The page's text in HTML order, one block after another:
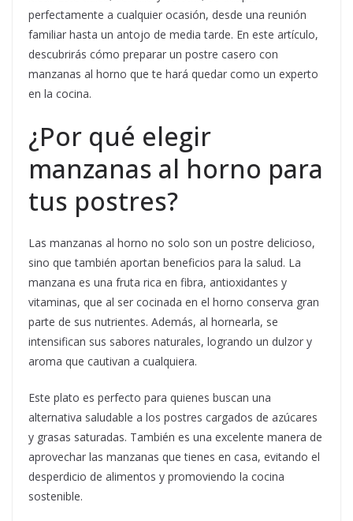
perfectamente a cualquier ocasión, desde una reunión
familiar hasta un antojo de media tarde. En este artículo,
descubrirás cómo preparar un postre casero con
manzanas al horno que te hará quedar como un experto
en la cocina.
¿Por qué elegir
manzanas al horno para
tus postres?
Las manzanas al horno no solo son un postre delicioso,
sino que también aportan beneficios para la salud. La
manzana es una fruta rica en fibra, antioxidantes y
vitaminas, que al ser cocinada en el horno conserva gran
parte de sus nutrientes. Además, al hornearla, se
intensifican sus sabores naturales, logrando un dulzor y
aroma que cautivan a cualquiera.
Este plato es perfecto para quienes buscan una
alternativa saludable a los postres cargados de azúcares
y grasas saturadas. También es una excelente manera de
aprovechar las manzanas que tienes en casa, evitando el
desperdicio de alimentos y promoviendo la cocina
sostenible.